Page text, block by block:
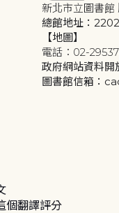
新北市立圖書館
總館地址：
【地圖】
電話：02-
政府網站資料開
圖書館信箱：
個翻譯評分